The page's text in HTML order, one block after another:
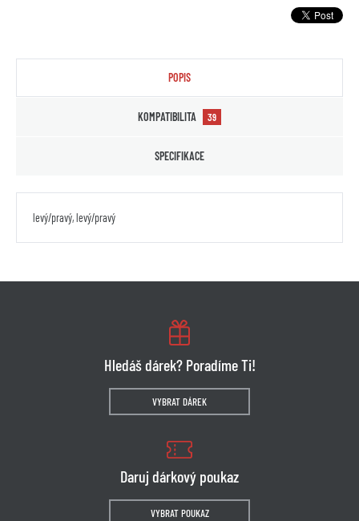
POPIS
KOMPATIBILITA 39
SPECIFIKACE
levý/pravý, levý/pravý
Hledáš dárek? Poradíme Ti!
VYBRAT DÁREK
Daruj dárkový poukaz
VYBRAT POUKAZ